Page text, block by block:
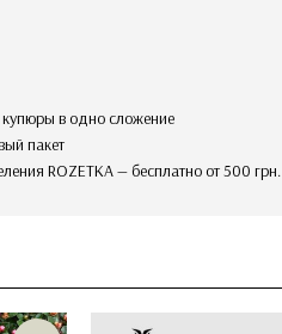
в одно сложение
пакет
ROZETKA — бесплатно от 500 грн.